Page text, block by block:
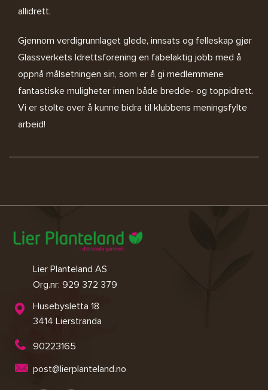
allidrett.
Gjennom verdigrunnlaget glede, innsats og felleskap gjør
Glassverkets Idrettsforening en fabelaktig jobb med å
oppnå målsetningen sin, som er å gi medlemmene
fantastiske muligheter innen både bredde- og toppidrett.
Vi er stolte over å kunne bidra til klubbens meningsfylte
arbeid!
Lier Planteland AS
Org.nr: 929 372 379
Husebysletta 18
3414 Lierstranda
90223165
post@lierplanteland.no